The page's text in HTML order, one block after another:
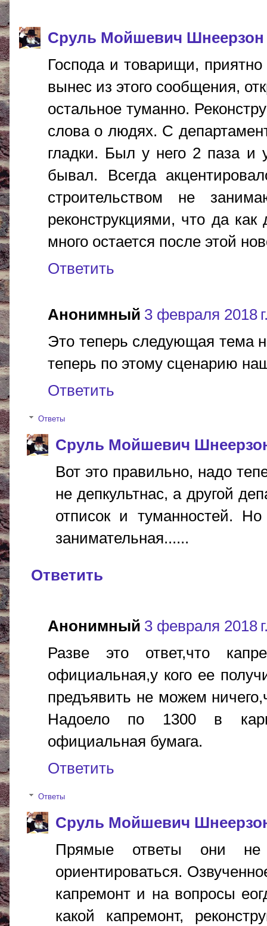
Сруль Мойшевич Шнеерзон
Господа и товарищи,
вынес из этого сообщения,
остальное туманно.
слова о людях. С
гладки. Был у него 2 паза и
бывал. Всегда
строительством не
реконструкциями, что да как
много остается после этой
Ответить
Анонимный 3 февраля 2018
Это теперь следующая тема
теперь по этому сценарию
Ответить
Ответы
Сруль Мойшевич
Вот это правильно, надо
не депкультнас, а другой
отписок и туманностей. Но
занимательная......
Ответить
Анонимный 3 февраля 2018
Разве это ответ,что
официальная,у кого ее
предъявить не можем
Надоело по 1300 в
официальная бумага.
Ответить
Ответы
Сруль Мойшевич
Прямые ответы они
ориентироваться.
капремонт и на вопросы
какой капремонт,